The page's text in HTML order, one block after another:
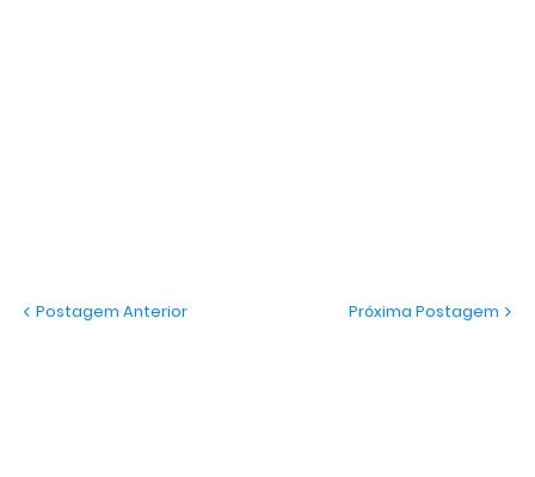
Postagem Anterior Próxima Postagem